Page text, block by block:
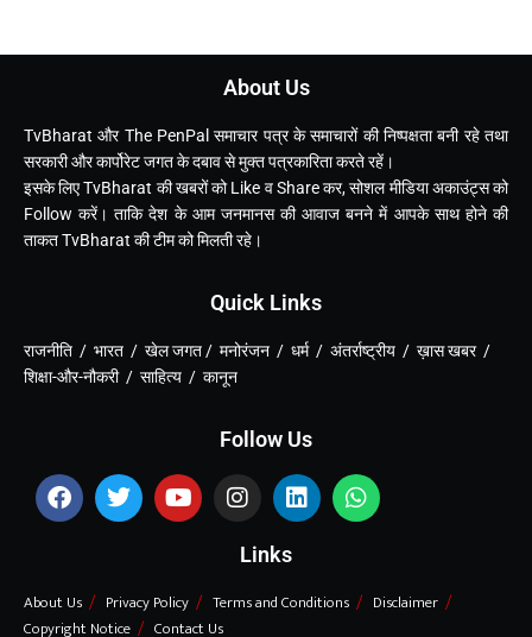
About Us
TvBharat और The PenPal समाचार पत्र के समाचारों की निष्पक्षता बनी रहे तथा
सरकारी और कार्पोरेट जगत के दबाव से मुक्त पत्रकारिता करते रहें।
इसके लिए TvBharat की खबरों को Like व Share कर, सोशल मीडिया अकाउंट्स को
Follow करें। ताकि देश के आम जनमानस की आवाज बनने में आपके साथ होने की
ताकत TvBharat की टीम को मिलती रहे।
Quick Links
राजनीति / भारत / खेल जगत / मनोरंजन / धर्म / अंतर्राष्ट्रीय / ख़ास खबर /
शिक्षा-और-नौकरी / साहित्य / कानून
Follow Us
Links
About Us Privacy Policy Terms and Conditions
Disclaimer
Copyright Notice
Contact Us